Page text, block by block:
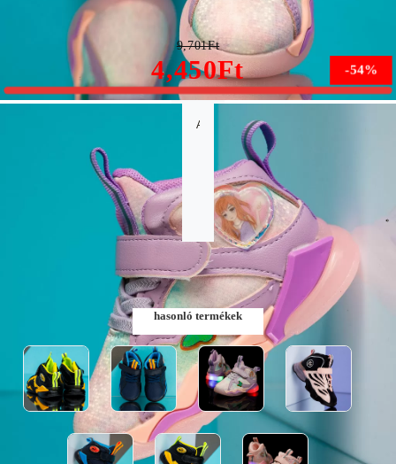
David Gyerek Rózsaszín/Lila Sportcipő #12128
-54%
4,450Ft
9,701Ft
A méret nem érhető el
hasonló termékek